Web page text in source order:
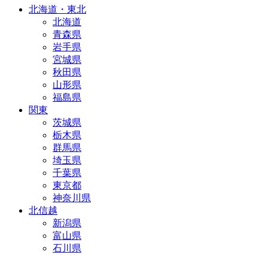
北海道・東北
北海道
青森県
岩手県
宮城県
秋田県
山形県
福島県
関東
茨城県
栃木県
群馬県
埼玉県
千葉県
東京都
神奈川県
北信越
新潟県
富山県
石川県